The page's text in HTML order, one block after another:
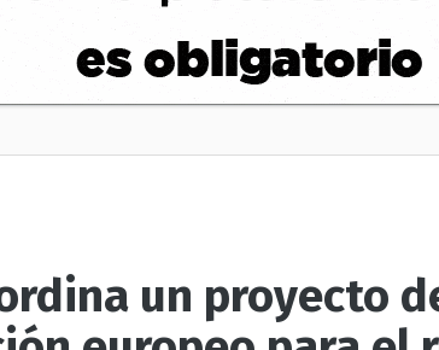
un proyecto